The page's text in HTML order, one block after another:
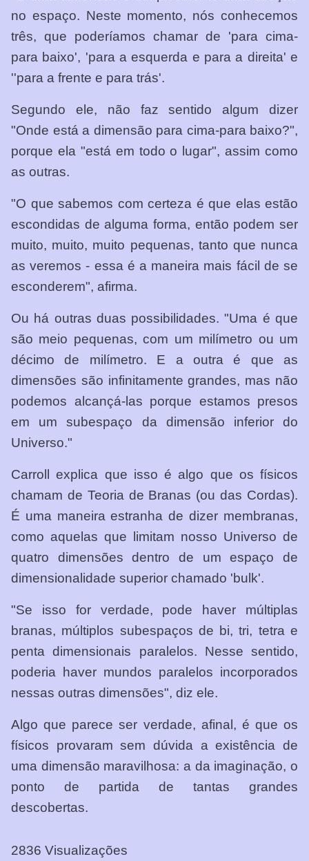
no espaço. Neste momento, nós conhecemos
três, que poderíamos chamar de 'para cima-
para baixo', 'para a esquerda e para a direita' e
''para a frente e para trás'.
Segundo ele, não faz sentido algum dizer
"Onde está a dimensão para cima-para baixo?",
porque ela "está em todo o lugar", assim como
as outras.
"O que sabemos com certeza é que elas estão
escondidas de alguma forma, então podem ser
muito, muito, muito pequenas, tanto que nunca
as veremos - essa é a maneira mais fácil de se
esconderem", afirma.
Ou há outras duas possibilidades. "Uma é que
são meio pequenas, com um milímetro ou um
décimo de milímetro. E a outra é que as
dimensões são infinitamente grandes, mas não
podemos alcançá-las porque estamos presos
em um subespaço da dimensão inferior do
Universo."
Carroll explica que isso é algo que os físicos
chamam de Teoria de Branas (ou das Cordas).
É uma maneira estranha de dizer membranas,
como aquelas que limitam nosso Universo de
quatro dimensões dentro de um espaço de
dimensionalidade superior chamado 'bulk'.
"Se isso for verdade, pode haver múltiplas
branas, múltiplos subespaços de bi, tri, tetra e
penta dimensionais paralelos. Nesse sentido,
poderia haver mundos paralelos incorporados
nessas outras dimensões", diz ele.
Algo que parece ser verdade, afinal, é que os
físicos provaram sem dúvida a existência de
uma dimensão maravilhosa: a da imaginação, o
ponto de partida de tantas grandes
descobertas.
2836 Visualizações